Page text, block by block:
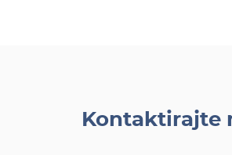
Kontaktirajte